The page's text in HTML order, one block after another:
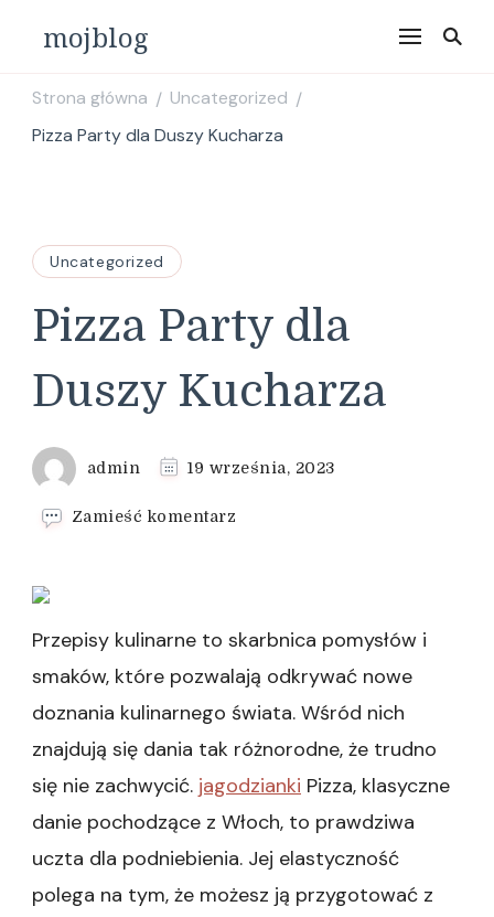
mojblog
Strona główna / Uncategorized /
Pizza Party dla Duszy Kucharza
Uncategorized
Pizza Party dla
Duszy Kucharza
admin 19 września, 2023
Zamieść komentarz
Duszy
Przepisy kulinarne to skarbnica pomysłów i
smaków, które pozwalają odkrywać nowe
doznania kulinarnego świata. Wśród nich
znajdują się dania tak różnorodne, że trudno
się nie zachwycić. jagodzianki Pizza, klasyczne
danie pochodzące z Włoch, to prawdziwa
uczta dla podniebienia. Jej elastyczność
polega na tym, że możesz ją przygotować z